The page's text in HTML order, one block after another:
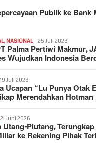
Publik ke Bank
, NASIONAL 25 Juli 2026
Palma Pertiwi Makmur,
Wujudkan Indonesia
19 Juli 2026
Ucapan “Lu Punya Otak
Merendahkan
21 Juni 2026
Utang-Piutang,
ke Rekening Pihak